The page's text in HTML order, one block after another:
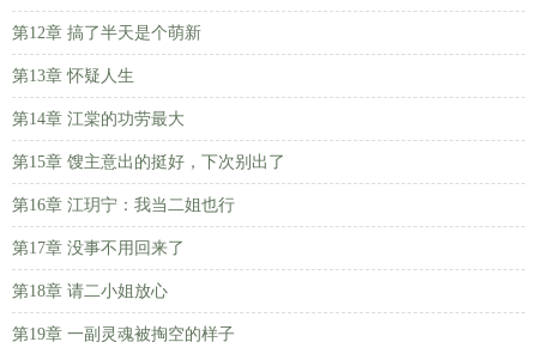
第12章 搞了半天是个萌新
第13章 怀疑人生
第14章 江棠的功劳最大
第15章 馊主意出的挺好，下次别出了
第16章 江玥宁：我当二姐也行
第17章 没事不用回来了
第18章 请二小姐放心
第19章 一副灵魂被掏空的样子